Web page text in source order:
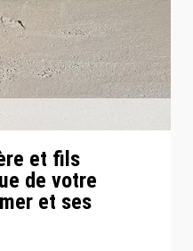
et fils
de votre
et ses